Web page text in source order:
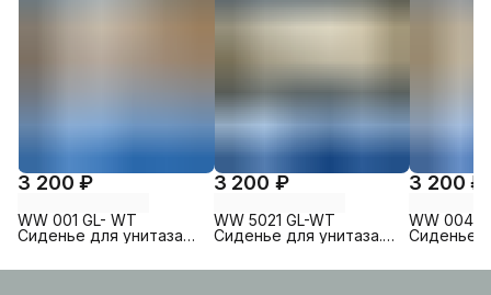
3 200 ₽
WW 001 GL- WT
Сиденье для унитаза
3 200 ₽
WW 5021 GL-WT
Сиденье для унитаза.
3 200 ₽
WW 004
Сиденье